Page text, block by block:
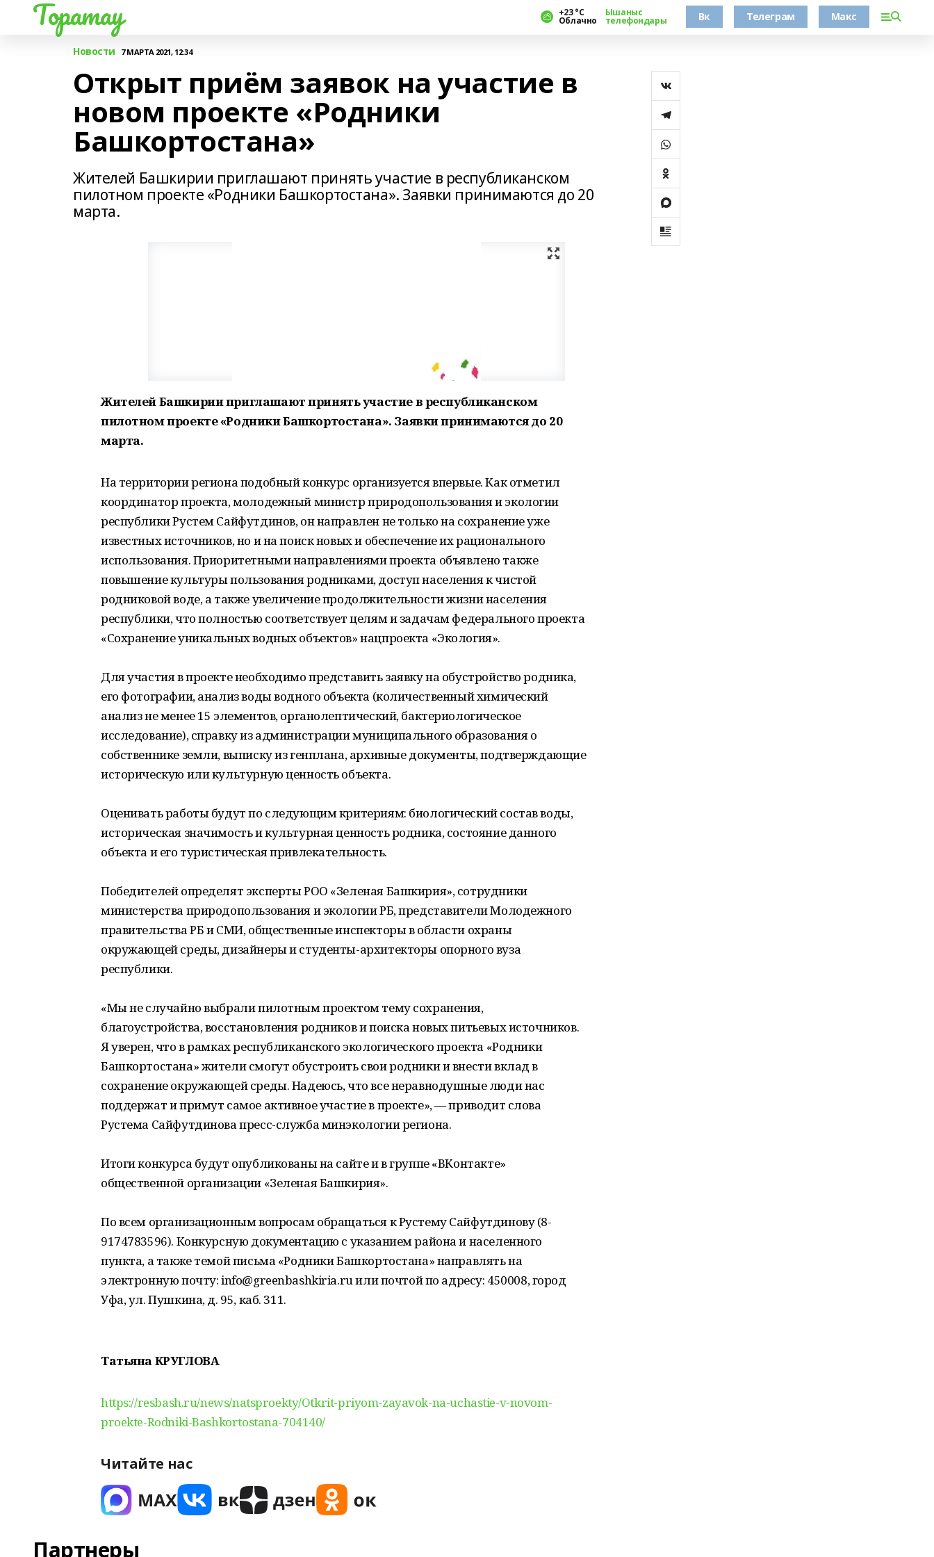
Торатау +23 °С
Облачно
Ышаныс
телефондары Вк Телеграм Макс
Новости 7 МАРТА 2021, 12:34
Открыт приём заявок на участие в
новом проекте «Родники
Башкортостана»
Жителей Башкирии приглашают принять участие в республиканском
пилотном проекте «Родники Башкортостана». Заявки принимаются до 20
марта.
Жителей Башкирии приглашают принять участие в республиканском
пилотном проекте «Родники Башкортостана». Заявки принимаются до 20
марта.
На территории региона подобный конкурс организуется впервые. Как отметил
координатор проекта, молодежный министр природопользования и экологии
республики Рустем Сайфутдинов, он направлен не только на сохранение уже
известных источников, но и на поиск новых и обеспечение их рационального
использования. Приоритетными направлениями проекта объявлено также
повышение культуры пользования родниками, доступ населения к чистой
родниковой воде, а также увеличение продолжительности жизни населения
республики, что полностью соответствует целям и задачам федерального проекта
«Сохранение уникальных водных объектов» нацпроекта «Экология».
Для участия в проекте необходимо представить заявку на обустройство родника,
его фотографии, анализ воды водного объекта (количественный химический
анализ не менее 15 элементов, органолептический, бактериологическое
исследование), справку из администрации муниципального образования о
собственнике земли, выписку из генплана, архивные документы, подтверждающие
историческую или культурную ценность объекта.
Оценивать работы будут по следующим критериям: биологический состав воды,
историческая значимость и культурная ценность родника, состояние данного
объекта и его туристическая привлекательность.
Победителей определят эксперты РОО «Зеленая Башкирия», сотрудники
министерства природопользования и экологии РБ, представители Молодежного
правительства РБ и СМИ, общественные инспекторы в области охраны
окружающей среды, дизайнеры и студенты-архитекторы опорного вуза
республики.
«Мы не случайно выбрали пилотным проектом тему сохранения,
благоустройства, восстановления родников и поиска новых питьевых источников.
Я уверен, что в рамках республиканского экологического проекта «Родники
Башкортостана» жители смогут обустроить свои родники и внести вклад в
сохранение окружающей среды. Надеюсь, что все неравнодушные люди нас
поддержат и примут самое активное участие в проекте», — приводит слова
Рустема Сайфутдинова пресс-служба минэкологии региона.
Итоги конкурса будут опубликованы на сайте и в группе «ВКонтакте»
общественной организации «Зеленая Башкирия».
По всем организационным вопросам обращаться к Рустему Сайфутдинову (8-
9174783596). Конкурсную документацию с указанием района и населенного
пункта, а также темой письма «Родники Башкортостана» направлять на
электронную почту: info@greenbashkiria.ru или почтой по адресу: 450008, город
Уфа, ул. Пушкина, д. 95, каб. 311.
Татьяна КРУГЛОВА
https://resbash.ru/news/natsproekty/Otkrit-priyom-zayavok-na-uchastie-v-novom-
proekte-Rodniki-Bashkortostana-704140/
Читайте нас
Партнеры